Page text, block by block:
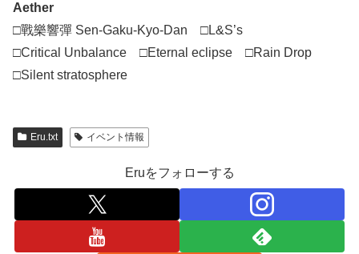
Aether
□戰樂響彈 Sen-Gaku-Kyo-Dan □L&S’s
□Critical Unbalance □Eternal eclipse □Rain Drop
□Silent stratosphere
Eru.txt イベント情報
Eruをフォローする